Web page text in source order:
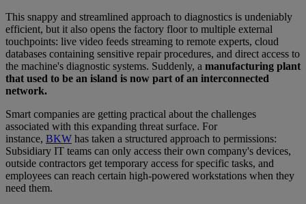
This snappy and streamlined approach to diagnostics is undeniably
efficient, but it also opens the factory floor to multiple external
touchpoints: live video feeds streaming to remote experts, cloud
databases containing sensitive repair procedures, and direct access to
the machine's diagnostic systems. Suddenly, a manufacturing plant
that used to be an island is now part of an interconnected
network.
Smart companies are getting practical about the challenges
associated with this expanding threat surface. For
instance, BKW has taken a structured approach to permissions:
Subsidiary IT teams can only access their own company's devices,
outside contractors get temporary access for specific tasks, and
employees can reach certain high-powered workstations when they
need them.